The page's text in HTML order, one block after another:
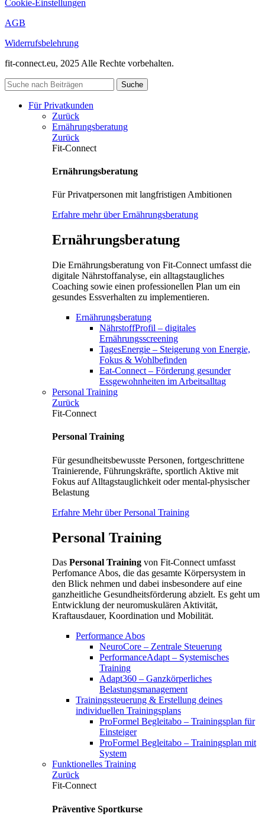
Cookie-Einstellungen
AGB
Widerrufsbelehrung
fit-connect.eu, 2025 Alle Rechte vorbehalten.
Suche
Für Privatkunden
Zurück
Ernährungsberatung
Zurück
Fit-Connect
Ernährungsberatung
Für Privatpersonen mit langfristigen Ambitionen
Erfahre mehr über Ernährungsberatung
Ernährungsberatung
Die Ernährungsberatung von Fit-Connect umfasst die
digitale Nährstoffanalyse, ein alltagstaugliches
Coaching sowie einen professionellen Plan um ein
gesundes Essverhalten zu implementieren.
Ernährungsberatung
NährstoffProfil – digitales
Ernährungsscreening
TagesEnergie – Steigerung von Energie,
Fokus & Wohlbefinden
Eat-Connect – Förderung gesunder
Essgewohnheiten im Arbeitsalltag
Personal Training
Zurück
Fit-Connect
Personal Training
Für gesundheitsbewusste Personen, fortgeschrittene
Trainierende, Führungskräfte, sportlich Aktive mit
Fokus auf Alltagstauglichkeit oder mental-physischer
Belastung
Erfahre Mehr über Personal Training
Personal Training
Das Personal Training von Fit-Connect umfasst
Perfomance Abos, die das gesamte Körpersystem in
den Blick nehmen und dabei insbesondere auf eine
ganzheitliche Gesundheitsförderung abzielt. Es geht um
Entwicklung der neuromuskulären Aktivität,
Kraftausdauer, Koordination und Mobilität.
Performance Abos
NeuroCore – Zentrale Steuerung
PerformanceAdapt – Systemisches
Training
Adapt360 – Ganzkörperliches
Belastungsmanagement
Trainingssteuerung & Erstellung deines
individuellen Trainingsplans
ProFormel Begleitabo – Trainingsplan für
Einsteiger
ProFormel Begleitabo – Trainingsplan mit
System
Funktionelles Training
Zurück
Fit-Connect
Präventive Sportkurse